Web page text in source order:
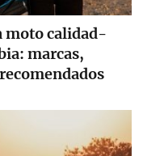
moto calidad-
marcas,